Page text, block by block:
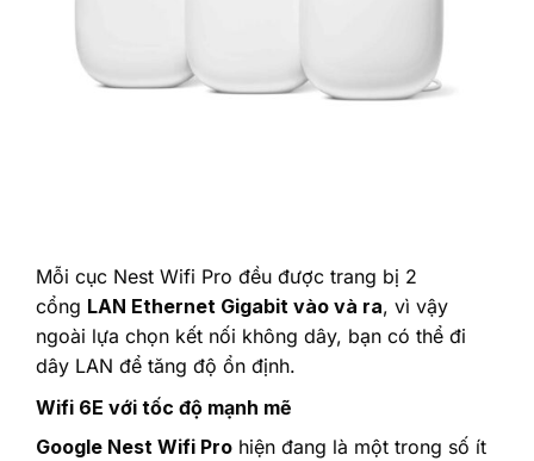
Mỗi cục Nest Wifi Pro đều được trang bị 2
cổng LAN Ethernet Gigabit vào và ra, vì vậy
ngoài lựa chọn kết nối không dây, bạn có thể đi
dây LAN để tăng độ ổn định.
Wifi 6E với tốc độ mạnh mẽ
Google Nest Wifi Pro hiện đang là một trong số ít